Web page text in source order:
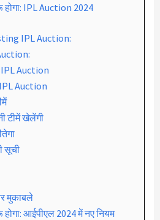
IPL Auction 2024
IPL Auction:
Auction
Auction
टीमें खेलेंगी
सूची
मुकाबले
आईपीएल 2024 में नए नियम